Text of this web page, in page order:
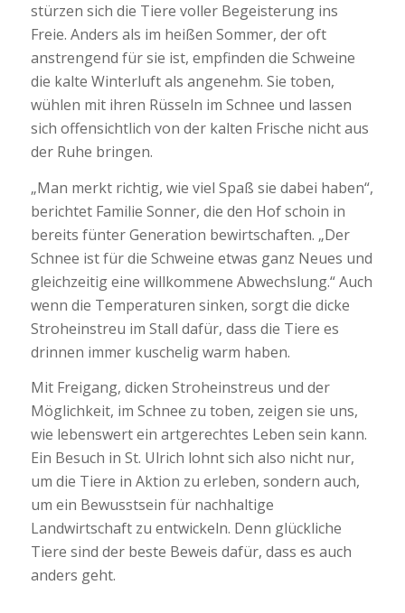
stürzen sich die Tiere voller Begeisterung ins
Freie. Anders als im heißen Sommer, der oft
anstrengend für sie ist, empfinden die Schweine
die kalte Winterluft als angenehm. Sie toben,
wühlen mit ihren Rüsseln im Schnee und lassen
sich offensichtlich von der kalten Frische nicht aus
der Ruhe bringen.
„Man merkt richtig, wie viel Spaß sie dabei haben“,
berichtet Familie Sonner, die den Hof schoin in
bereits fünter Generation bewirtschaften. „Der
Schnee ist für die Schweine etwas ganz Neues und
gleichzeitig eine willkommene Abwechslung.“ Auch
wenn die Temperaturen sinken, sorgt die dicke
Stroheinstreu im Stall dafür, dass die Tiere es
drinnen immer kuschelig warm haben.
Mit Freigang, dicken Stroheinstreus und der
Möglichkeit, im Schnee zu toben, zeigen sie uns,
wie lebenswert ein artgerechtes Leben sein kann.
Ein Besuch in St. Ulrich lohnt sich also nicht nur,
um die Tiere in Aktion zu erleben, sondern auch,
um ein Bewusstsein für nachhaltige
Landwirtschaft zu entwickeln. Denn glückliche
Tiere sind der beste Beweis dafür, dass es auch
anders geht.